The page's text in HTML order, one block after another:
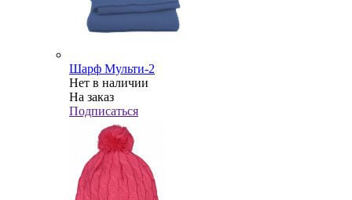
Шарф Мульти-2
Нет в наличии
На заказ
Подписаться